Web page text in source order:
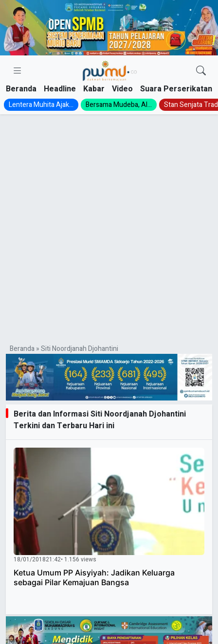
Skip
content
Beranda Headline Kabar Video Suara Perserikatan
Lentera Muhita Ajak... Bersama Mudeba, Al... Stan Senjata
Beranda»Siti Noordjanah Djohantini
Berita dan Informasi Siti Noordjanah Djohantini
Terkini dan Terbaru Hari ini
18/01/201821:42• 1.156 views
Ketua Umum PP Aisyiyah: Jadikan Keluarga
sebagai Pilar Kemajuan Bangsa